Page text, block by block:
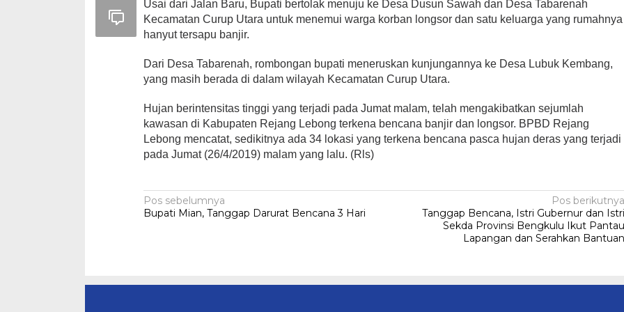
Usai dari Jalan Baru, Bupati bertolak menuju ke Desa Dusun Sawah dan Desa Tabarenah
Kecamatan Curup Utara untuk menemui warga korban longsor dan satu keluarga yang rumahnya
hanyut tersapu banjir.
Dari Desa Tabarenah, rombongan bupati meneruskan kunjungannya ke Desa Lubuk Kembang,
yang masih berada di dalam wilayah Kecamatan Curup Utara.
Hujan berintensitas tinggi yang terjadi pada Jumat malam, telah mengakibatkan sejumlah
kawasan di Kabupaten Rejang Lebong terkena bencana banjir dan longsor. BPBD Rejang
Lebong mencatat, sedikitnya ada 34 lokasi yang terkena bencana pasca hujan deras yang terjadi
pada Jumat (26/4/2019) malam yang lalu. (Rls)
Navigasi
pos
Pos sebelumnya
Bupati Mian, Tanggap Darurat Bencana 3 Hari
Pos berikutnya
Tanggap Bencana, Istri Gubernur dan Istri
Sekda Provinsi Bengkulu Ikut Pantau
Lapangan dan Serahkan Bantuan